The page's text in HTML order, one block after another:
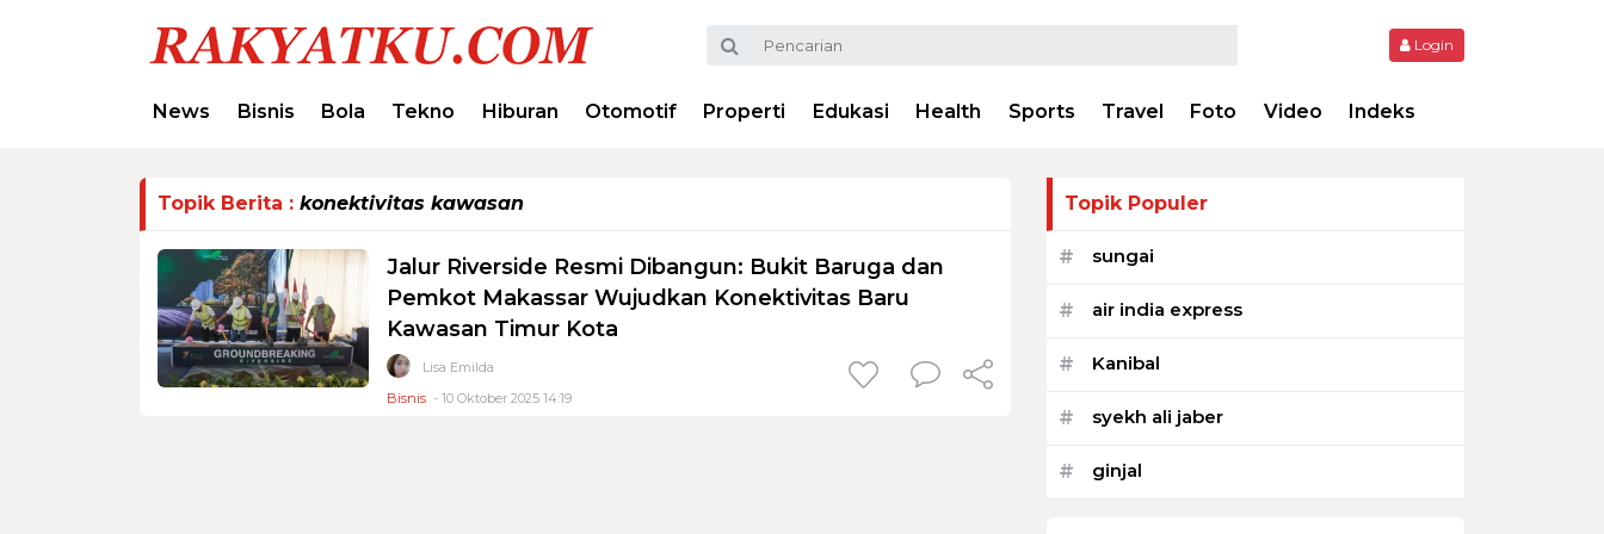
Login
News Bisnis Bola Tekno Hiburan Otomotif Properti Edukasi Health Sports Travel Foto Video Indeks
Topik Berita : konektivitas kawasan
Jalur Riverside Resmi Dibangun: Bukit Baruga dan
Pemkot Makassar Wujudkan Konektivitas Baru
Kawasan Timur Kota
Lisa Emilda
Bisnis - 10 Oktober 2025 14:19
Topik Populer
# sungai
# air india express
# Kanibal
# syekh ali jaber
# ginjal